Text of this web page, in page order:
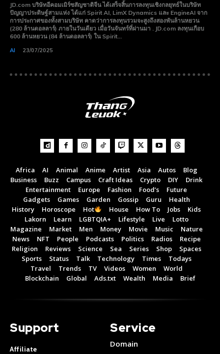
Subscribe now
To access premium
content
Free 15 Day Trial
Monthly or Yearly Memberships
Professional Rated Guides
Subscribe now
To access premium
content
Free 15 Day Trial
Monthly or Yearly Memberships
Professional Rated Guides
JD.com บริษัทอีคอมเมิร์ซสัญชาติจีน ได้เสร็จสิ้นการลงทุนเชิงกลยุทธ์ในบริษัท
ปัญญาประดิษฐ์สามแห่ง ได้แก่ Spirit AI, LimX Dynamics และ EngineAI จาก
การประกาศของทั้งสามบริษัท คาดว่าการลงทุนรวมจะสูงถึงสองพันล้านหยวน
(280 ล้านดอลลาร์) ภายในวันเดียว เมื่อวันจันทร์ที่ผ่านมา . JD.com ลงทุนเกือบ
600 ล้านหยวน (84 ล้านดอลลาร์) ใน Spirit...
AI 23/07/2025
Africa AI Animal Anime Artist Asia Autos
Blog
Business
Buzz Campus Craft Ideas Crypto DIY
Drink
Entertainment
Europe Fashion Food’s
Future
Gadgets
Games Garden Gossip Guru
Health
History
Horoscope Hot House How To Jobs
Kids
Lakorn
Learn LGBTQIA+ Lifestyle Live
Lotto
Magazine
Market Men Money Movie Music
Nature
News
NFT People Podcasts Politics Radios
Recipe
Religion
Reviews Science Sea Series Shop
Spaces
Sports
Status Talk Technology Times
Todays
Travel
Trends TV Videos Women
World
Blockchain
Global Ads.txt Wealth Media Brief
Support
Affiliate
Service
Domain